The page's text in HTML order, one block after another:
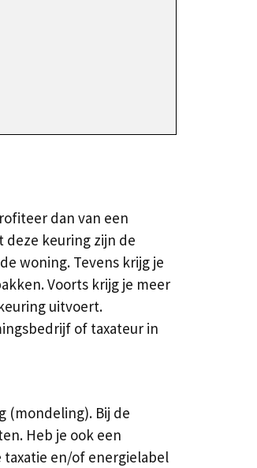
dan van een
keuring zijn de
woning. Tevens krijg je
Voorts krijg je meer
uitvoert.
of taxateur in
(mondeling). Bij de
Heb je ook een
taxatie en/of energielabel